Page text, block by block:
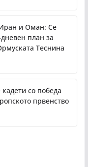
и Оман: Се
план за
Теснина
со победа
првенство